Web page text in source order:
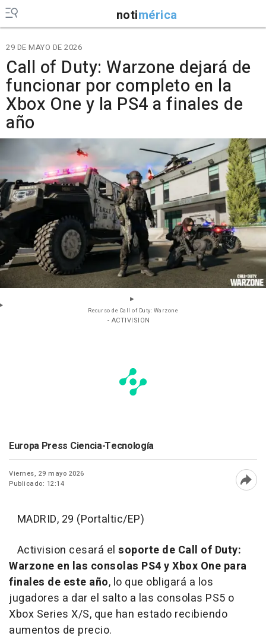
notimérica
29 DE MAYO DE 2026
Call of Duty: Warzone dejará de
funcionar por completo en la
Xbox One y la PS4 a finales de
año
Recurso de Call of Duty: Warzone
- ACTIVISION
Europa Press Ciencia-Tecnología
Viernes, 29 mayo 2026
Publicado: 12:14
MADRID, 29 (Portaltic/EP)
Activision cesará el soporte de Call of Duty:
Warzone en las consolas PS4 y Xbox One para
finales de este año, lo que obligará a los
jugadores a dar el salto a las consolas PS5 o
Xbox Series X/S, que han estado recibiendo
aumentos de precio.